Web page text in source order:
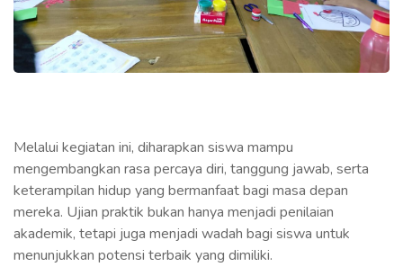
Melalui kegiatan ini, diharapkan siswa mampu
mengembangkan rasa percaya diri, tanggung jawab, serta
keterampilan hidup yang bermanfaat bagi masa depan
mereka. Ujian praktik bukan hanya menjadi penilaian
akademik, tetapi juga menjadi wadah bagi siswa untuk
menunjukkan potensi terbaik yang dimiliki.